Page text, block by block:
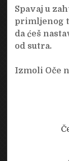
Spavaj u
primljenog
da ćeš
od sutra.
Izmoli Oče